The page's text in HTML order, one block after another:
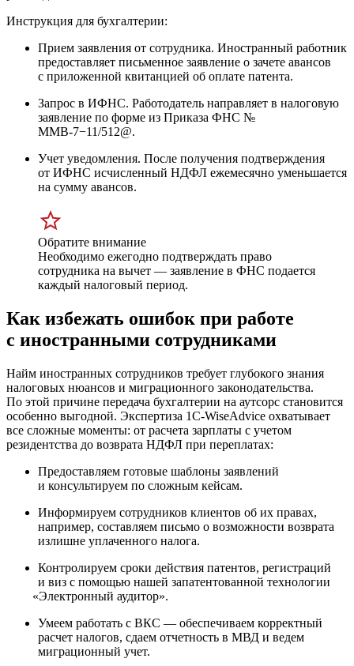
Инструкция для бухгалтерии:
Прием заявления от сотрудника. Иностранный работник
предоставляет письменное заявление о зачете авансов
с приложенной квитанцией об оплате патента.
Запрос в ИФНС. Работодатель направляет в налоговую
заявление по форме из Приказа ФНС №
ММВ-7−11/512@.
Учет уведомления. После получения подтверждения
от ИФНС исчисленный НДФЛ ежемесячно уменьшается
на сумму авансов.
Обратите внимание
Необходимо ежегодно подтверждать право
сотрудника на вычет — заявление в ФНС подается
каждый налоговый период.
Как избежать ошибок при работе
с иностранными сотрудниками
Найм иностранных сотрудников требует глубокого знания
налоговых нюансов и миграционного законодательства.
По этой причине передача бухгалтерии на аутсорс становится
особенно выгодной. Экспертиза 1C-WiseAdvice охватывает
все сложные моменты: от расчета зарплаты с учетом
резидентства до возврата НДФЛ при переплатах:
Предоставляем готовые шаблоны заявлений
и консультируем по сложным кейсам.
Информируем сотрудников клиентов об их правах,
например, составляем письмо о возможности возврата
излишне уплаченного налога.
Контролируем сроки действия патентов, регистраций
и виз с помощью нашей запатентованной технологии
«Электронный аудитор».
Умеем работать с ВКС — обеспечиваем корректный
расчет налогов, сдаем отчетность в МВД и ведем
миграционный учет.